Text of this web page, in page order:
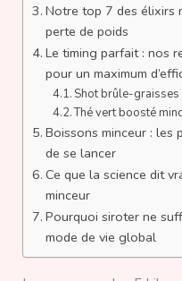
Notre top 7 des élixirs
perte de poids
Le timing parfait : nos
pour un maximum
Shot brûle-graisses
Thé vert boosté
Boissons minceur : les
de se lancer
Ce que la science dit
minceur
Pourquoi siroter ne
mode de vie global